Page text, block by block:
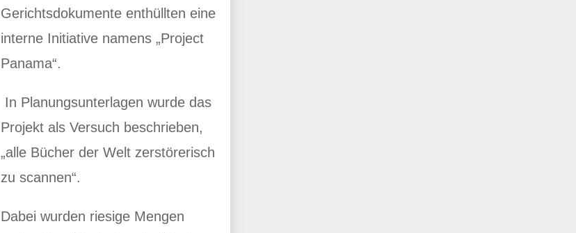
Gerichtsdokumente enthüllten eine
interne Initiative namens „Project
Panama“.
In Planungsunterlagen wurde das
Projekt als Versuch beschrieben,
„alle Bücher der Welt zerstörerisch
zu scannen“.
Dabei wurden riesige Mengen